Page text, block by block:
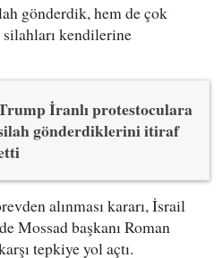
gönderdik, hem de çok
kendilerine
İranlı protestoculara
gönderdiklerini itiraf
alınması kararı, İsrail
Mossad başkanı Roman
tepkiye yol açtı.